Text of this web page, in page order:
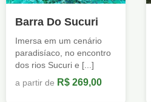
Barra Do Sucuri
Imersa em um cenário
paradisíaco, no encontro
dos rios Sucuri e [...]
a partir de R$ 269,00